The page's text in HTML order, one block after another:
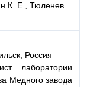
К. Е., Тюленев
Россия
лаборатории
Медного завода